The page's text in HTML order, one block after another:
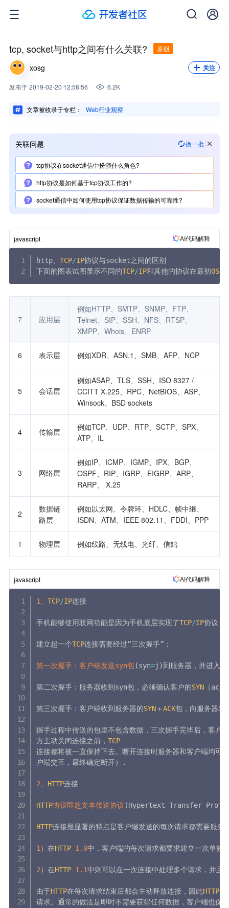
tcp, socket与http之间有什么关联? 原创
xosg 关注
发布于2019-02-20 12:58:56 6.2K
文章被收录于专栏： Web行业观察
关联问题 换一批
tcp协议在socket通信中扮演什么角色?
http协议是如何基于tcp协议工作的?
socket通信中如何使用tcp协议保证数据传输的可靠性?
javascript AI代码解释
http、TCP/IP协议与socket之间的区别
下面的图表试图显示不同的TCP/IP和其他的协议在最初OSI
7 应用层
例如HTTP、SMTP、SNMP、FTP、
Telnet、SIP、SSH、NFS、RTSP、
XMPP、Whois、ENRP
6 表示层 例如XDR、ASN.1、SMB、AFP、NCP
5 会话层
例如ASAP、TLS、SSH、ISO 8327 /
CCITT X.225、RPC、NetBIOS、ASP、
Winsock、BSD sockets
4 传输层
例如TCP、UDP、RTP、SCTP、SPX、
ATP、IL
3 网络层
例如IP、ICMP、IGMP、IPX、BGP、
OSPF、RIP、IGRP、EIGRP、ARP、
RARP、 X.25
2
数据链
路层
例如以太网、令牌环、HDLC、帧中继、
ISDN、ATM、IEEE 802.11、FDDI、PPP
1 物理层 例如线路、无线电、光纤、信鸽
javascript AI代码解释
1 、TCP/IP连接
手机能够使用联网功能是因为手机底层实现了TCP/IP协议，
建立起一个TCP连接需要经过“三次握手”：
第一次握手：客户端发送syn包(syn=j )到服务器，并进入
第二次握手：服务器收到syn包，必须确认客户的SYN （ack
第三次握手：客户端收到服务器的SYN＋ACK包，向服务器发
握手过程中传送的包里不包含数据，三次握手完毕后，客户
方主动关闭连接之前，TCP
连接都将被一直保持下去。断开连接时服务器和客户端均可
户端交互，最终确定断开）
.
2 HTTP连接
HTTP协议即超文本传送协议 (Hypertext Transfer
HTTP连接最显著的特点是客户端发送的每次请求都需要服
1 ）在HTTP 1.0中，客户端的每次请求都要求建立一次单独
2）在HTTP 1.1中则可以在一次连接中处理多个请求，并且
由于HTTP在每次请求结束后都会主动释放连接，因此HTTP连
请求。通常的做法是即时不需要获得任何数据，客户端也保